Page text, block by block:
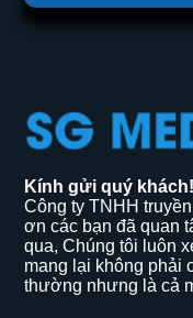
Kính gửi quý khách!
Công ty TNHH
ơn các bạn đã quan
qua, Chúng tôi luôn
mang lại không phải
thường nhưng là cả